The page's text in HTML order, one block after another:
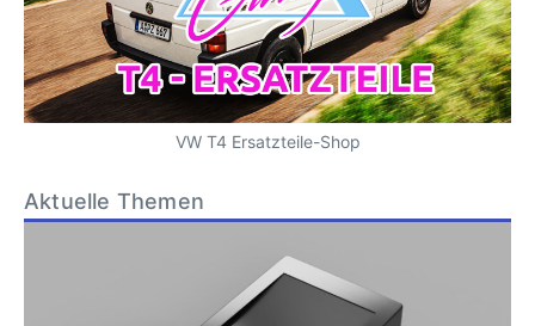
VW T4 Ersatzteile-Shop
Aktuelle Themen